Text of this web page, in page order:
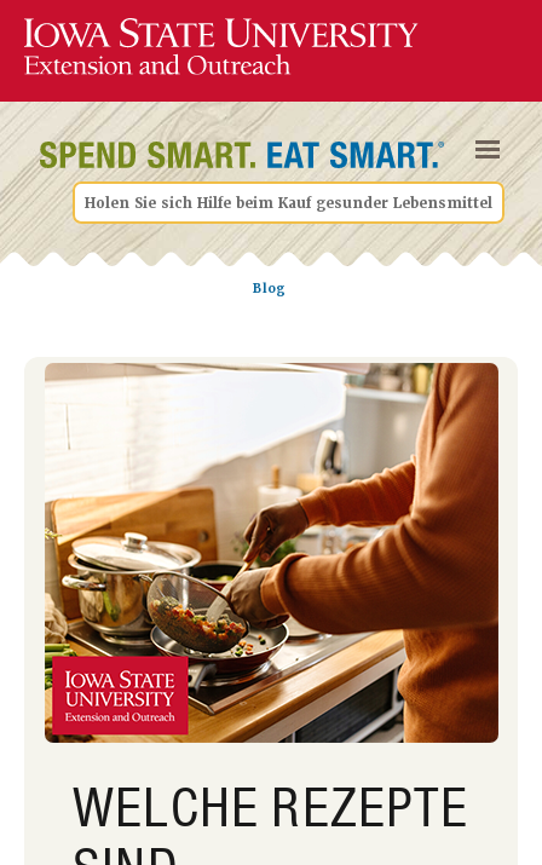
Holen Sie sich Hilfe beim Kauf gesunder Lebensmittel
Blog
WELCHE REZEPTE